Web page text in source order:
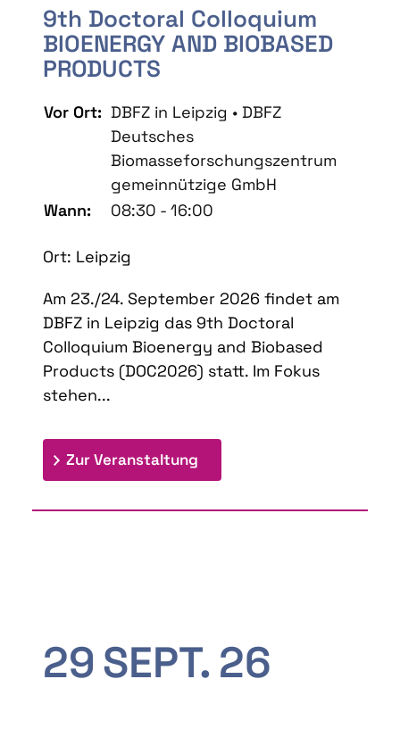
9th Doctoral Colloquium
BIOENERGY AND BIOBASED
PRODUCTS
Vor Ort: DBFZ in Leipzig • DBFZ
Deutsches
Biomasseforschungszentrum
gemeinnützige GmbH
Wann:
08:30 - 16:00
Ort: Leipzig
Am 23./24. September 2026 findet am
DBFZ in Leipzig das 9th Doctoral
Colloquium Bioenergy and Biobased
Products (DOC2026) statt. Im Fokus
stehen...
Zur Veranstaltung
29SEPT. 26